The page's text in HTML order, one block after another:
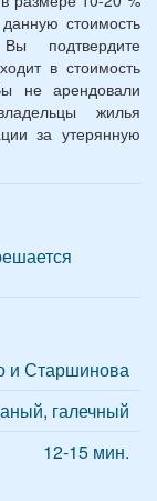
стоимость
подтвердите
в стоимость
не арендовали
жилья
за утерянную
и Старшинова
галечный
12-15 мин.